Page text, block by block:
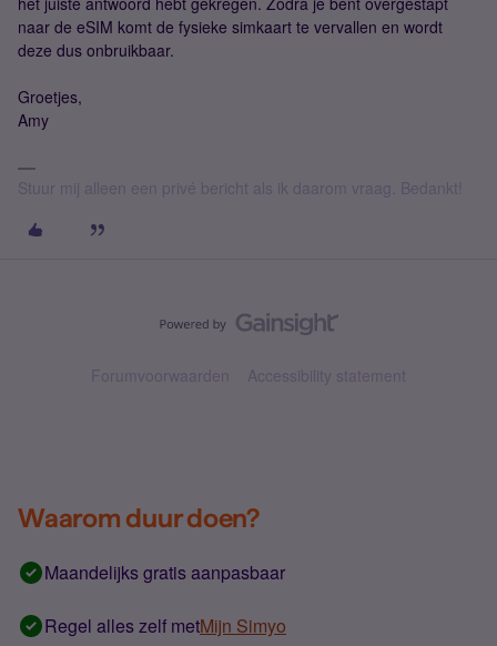
naar de eSIM komt de fysieke simkaart te vervallen en wordt
deze dus onbruikbaar.
Groetjes,
Amy
Stuur mij alleen een privé bericht als ik daarom vraag. Bedankt!
Forumvoorwaarden Accessibility statement
Waarom duur doen?
Maandelijks gratis aanpasbaar
Regel alles zelf metMijn Simyo